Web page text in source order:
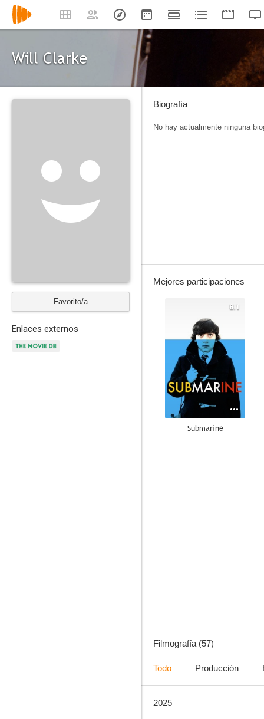
Will Clarke
Favorito/a
Enlaces externos
Biografía
No hay actualmente ninguna
Mejores participaciones
8.1
Submarine
Filmografía (57)
Todo Producción
2025